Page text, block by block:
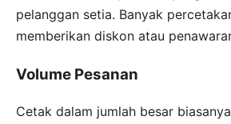
pelanggan setia. Banyak
memberikan diskon atau
Volume Pesanan
Cetak dalam jumlah besar